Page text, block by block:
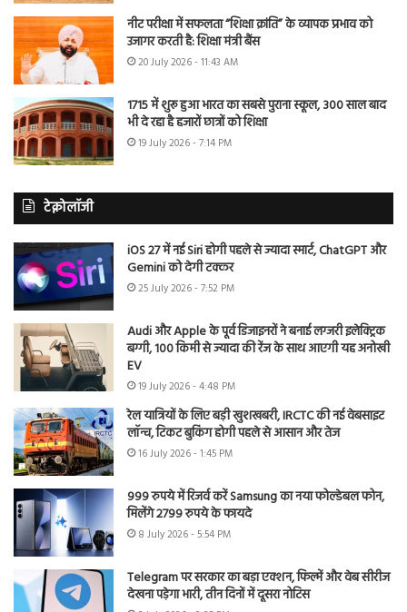
नीट परीक्षा में सफलता “शिक्षा क्रांति” के व्यापक प्रभाव को
उजागर करती है: शिक्षा मंत्री बैंस
20 July 2026 - 11:43 AM
1715 में शुरू हुआ भारत का सबसे पुराना स्कूल, 300 साल बाद
भी दे रहा है हजारों छात्रों को शिक्षा
19 July 2026 - 7:14 PM
टेक्नोलॉजी
iOS 27 में नई Siri होगी पहले से ज्यादा स्मार्ट, ChatGPT और
Gemini को देगी टक्कर
25 July 2026 - 7:52 PM
Audi और Apple के पूर्व डिजाइनरों ने बनाई लग्जरी इलेक्ट्रिक
बग्गी, 100 किमी से ज्यादा की रेंज के साथ आएगी यह अनोखी
EV
19 July 2026 - 4:48 PM
रेल यात्रियों के लिए बड़ी खुशखबरी, IRCTC की नई वेबसाइट
लॉन्च, टिकट बुकिंग होगी पहले से आसान और तेज
16 July 2026 - 1:45 PM
999 रुपये में रिजर्व करें Samsung का नया फोल्डेबल फोन,
मिलेंगे 2799 रुपये के फायदे
8 July 2026 - 5:54 PM
Telegram पर सरकार का बड़ा एक्शन, फिल्में और वेब सीरीज
देखना पड़ेगा भारी, तीन दिनों में दूसरा नोटिस